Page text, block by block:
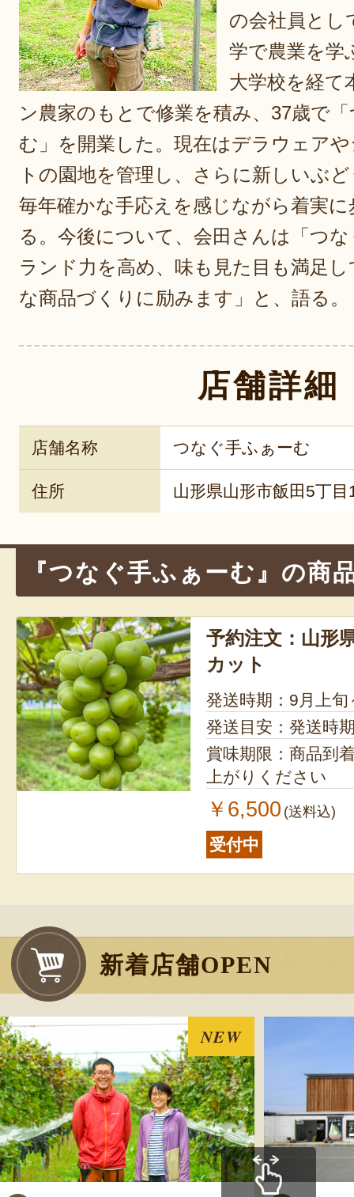
の会社員とし
学で農業を学
大学校を経て
ン農家のもとで修業を積み、37歳で
む」を開業した。現在はデラウェア
トの園地を管理し、さらに新しいぶ
毎年確かな手応えを感じながら着実
る。今後について、会田さんは「つ
ランド力を高め、味も見た目も満足
な商品づくりに励みます」と、語る。
店舗詳細
店舗名称 つなぐ手ふぁーむ
住所 山形県山形市飯田5丁目
『つなぐ手ふぁーむ』の商
予約注文：山形
カット
発送時期：9月上旬
発送目安：発送時
賞味期限：商品到
上がりください
￥6,500 (送料込)
受付中
新着店舗OPEN
NEW